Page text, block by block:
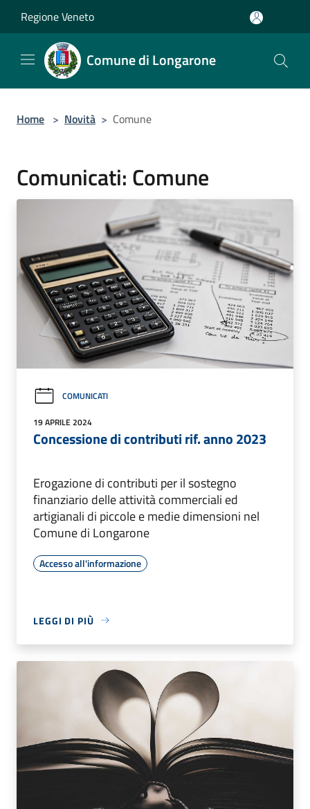
Regione Veneto
Comune di Longarone
Home > Novità > Comune
Comunicati: Comune
COMUNICATI
19 APRILE 2024
Concessione di contributi rif. anno 2023
Erogazione di contributi per il sostegno
finanziario delle attività commerciali ed
artigianali di piccole e medie dimensioni nel
Comune di Longarone
Accesso all'informazione
LEGGI DI PIÙ